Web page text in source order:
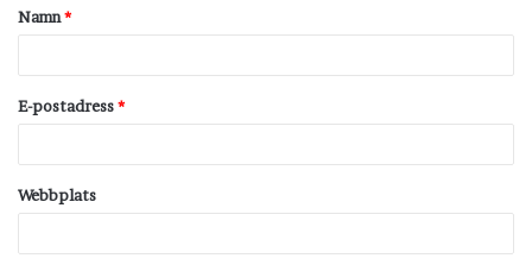
a
Namn*
E-postadress*
Webbplats